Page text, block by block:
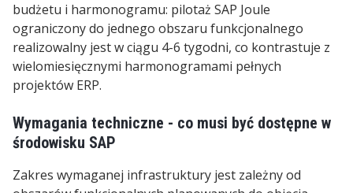
budżetu i harmonogramu: pilotaż SAP Joule
ograniczony do jednego obszaru funkcjonalnego
realizowalny jest w ciągu 4-6 tygodni, co kontrastuje z
wielomiesięcznymi harmonogramami pełnych
projektów ERP.
Wymagania techniczne - co musi być dostępne w
środowisku SAP
Zakres wymaganej infrastruktury jest zależny od